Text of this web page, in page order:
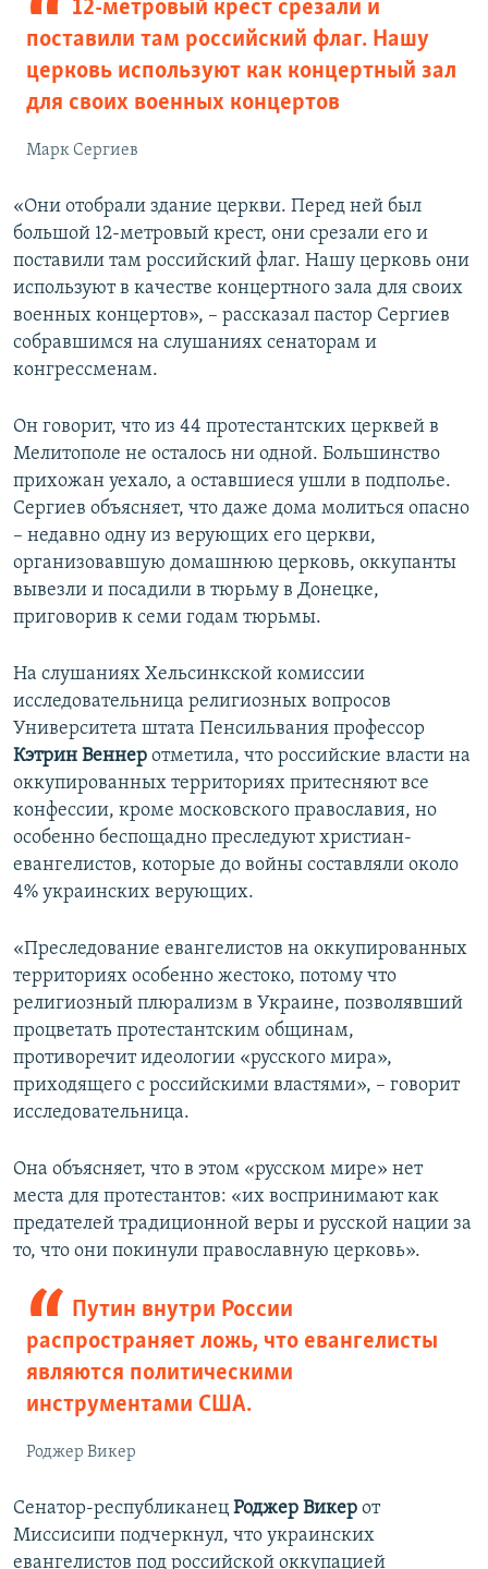
12-метровый крест срезали и
поставили там российский флаг. Нашу
церковь используют как концертный зал
для своих военных концертов
Марк Сергиев
«Они отобрали здание церкви. Перед ней был
большой 12-метровый крест, они срезали его и
поставили там российский флаг. Нашу церковь они
используют в качестве концертного зала для своих
военных концертов», – рассказал пастор Сергиев
собравшимся на слушаниях сенаторам и
конгрессменам.
Он говорит, что из 44 протестантских церквей в
Мелитополе не осталось ни одной. Большинство
прихожан уехало, а оставшиеся ушли в подполье.
Сергиев объясняет, что даже дома молиться опасно
– недавно одну из верующих его церкви,
организовавшую домашнюю церковь, оккупанты
вывезли и посадили в тюрьму в Донецке,
приговорив к семи годам тюрьмы.
На слушаниях Хельсинкской комиссии
исследовательница религиозных вопросов
Университета штата Пенсильвания профессор
Кэтрин Веннер отметила, что российские власти на
оккупированных территориях притесняют все
конфессии, кроме московского православия, но
особенно беспощадно преследуют христиан-
евангелистов, которые до войны составляли около
4% украинских верующих.
«Преследование евангелистов на оккупированных
территориях особенно жестоко, потому что
религиозный плюрализм в Украине, позволявший
процветать протестантским общинам,
противоречит идеологии «русского мира»,
приходящего с российскими властями», – говорит
исследовательница.
Она объясняет, что в этом «русском мире» нет
места для протестантов: «их воспринимают как
предателей традиционной веры и русской нации за
то, что они покинули православную церковь».
Путин внутри России
распространяет ложь, что евангелисты
являются политическими
инструментами США.
Роджер Викер
Сенатор-республиканец Роджер Викер от
Миссисипи подчеркнул, что украинских
евангелистов под российской оккупацией